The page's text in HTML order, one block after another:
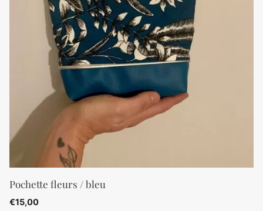
Pochette fleurs / bleu
€15,00